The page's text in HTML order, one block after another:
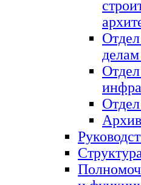
Структура